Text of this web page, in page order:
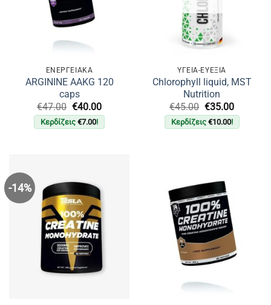
ΕΝΕΡΓΕΙΑΚΑ
ARGININE AAKG 120
caps
€47.00 Original
price
was:
€40.00Η
τρέχουσα
τιμή
Κερδίζεις €7.00!
ΥΓΕΙΑ-ΕΥΕΞΙΑ
Chlorophyll liquid, MST
Nutrition
€45.00 Original
price
was:
€35.00Η
τιμή
Κερδίζεις €10.00!
-14%